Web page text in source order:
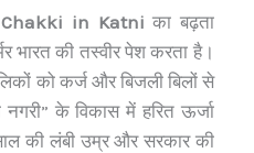
in Katni का बढ़ता
की तस्वीर पेश करता है।
को कर्ज और बिजली बिलों से
नगरी” के विकास में हरित ऊर्जा
की लंबी उम्र और सरकार की